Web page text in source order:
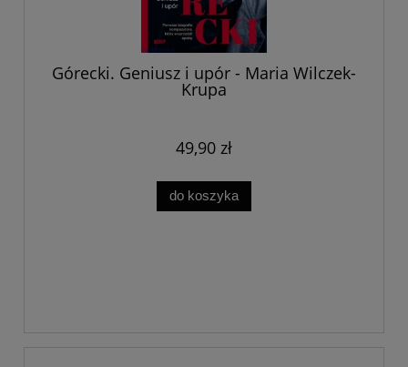
Górecki. Geniusz i upór - Maria Wilczek-
Krupa
49,90 zł
do koszyka